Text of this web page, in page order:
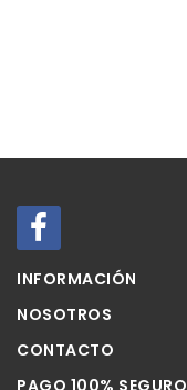
INFORMACIÓN
NOSOTROS
CONTACTO